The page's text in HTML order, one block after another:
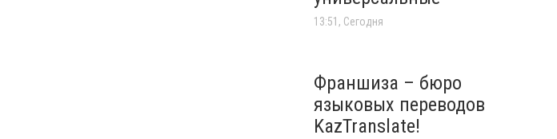
13:51, Сегодня
Франшиза – бюро
языковых переводов
KazTranslate!